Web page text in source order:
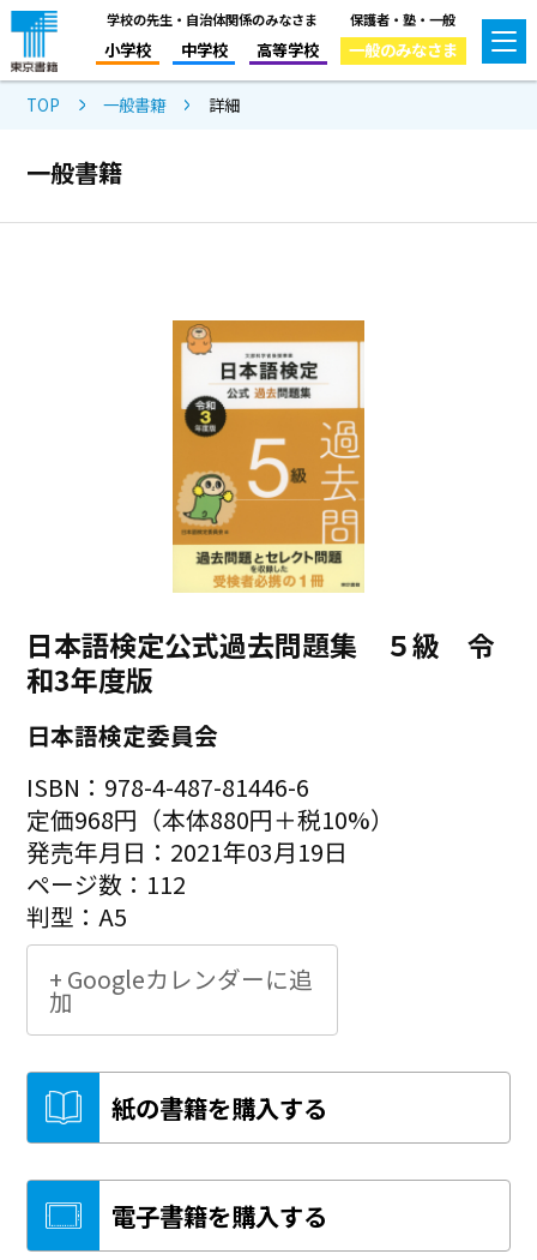
学校の先生・自治体関係のみなさま
小学校 中学校 高等学校
保護者・塾・一般
一般のみなさま
TOP 一般書籍 詳細
一般書籍
日本語検定公式過去問題集 ５級 令
和3年度版
日本語検定委員会
ISBN：978-4-487-81446-6
定価968円（本体880円＋税10%）
発売年月日：2021年03月19日
ページ数：112
判型：A5
+ Googleカレンダーに追
加
紙の書籍を購入する
電子書籍を購入する